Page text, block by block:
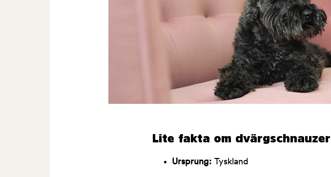
Lite fakta om dvärgschnauzer
Ursprung: Tyskland